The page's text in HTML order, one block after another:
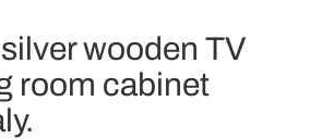
wooden TV
room cabinet